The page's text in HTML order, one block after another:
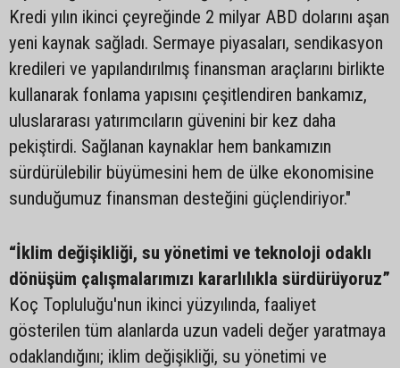
Kredi yılın ikinci çeyreğinde 2 milyar ABD dolarını aşan
yeni kaynak sağladı. Sermaye piyasaları, sendikasyon
kredileri ve yapılandırılmış finansman araçlarını birlikte
kullanarak fonlama yapısını çeşitlendiren bankamız,
uluslararası yatırımcıların güvenini bir kez daha
pekiştirdi. Sağlanan kaynaklar hem bankamızın
sürdürülebilir büyümesini hem de ülke ekonomisine
sunduğumuz finansman desteğini güçlendiriyor."
“İklim değişikliği, su yönetimi ve teknoloji odaklı
dönüşüm çalışmalarımızı kararlılıkla sürdürüyoruz”
Koç Topluluğu'nun ikinci yüzyılında, faaliyet
gösterilen tüm alanlarda uzun vadeli değer yaratmaya
odaklandığını; iklim değişikliği, su yönetimi ve